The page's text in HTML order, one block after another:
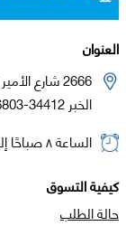
العنوان
2666 شارع الأمير تركي – الكورنيش , وحدة رقم 102
الخبر 34412-6803 , المملكة العربية السعودية
الساعة ٨ صباحًا إلى ٤ مساء من الأحد إلى الخميس
كيفية التسوق
حالة الطلب